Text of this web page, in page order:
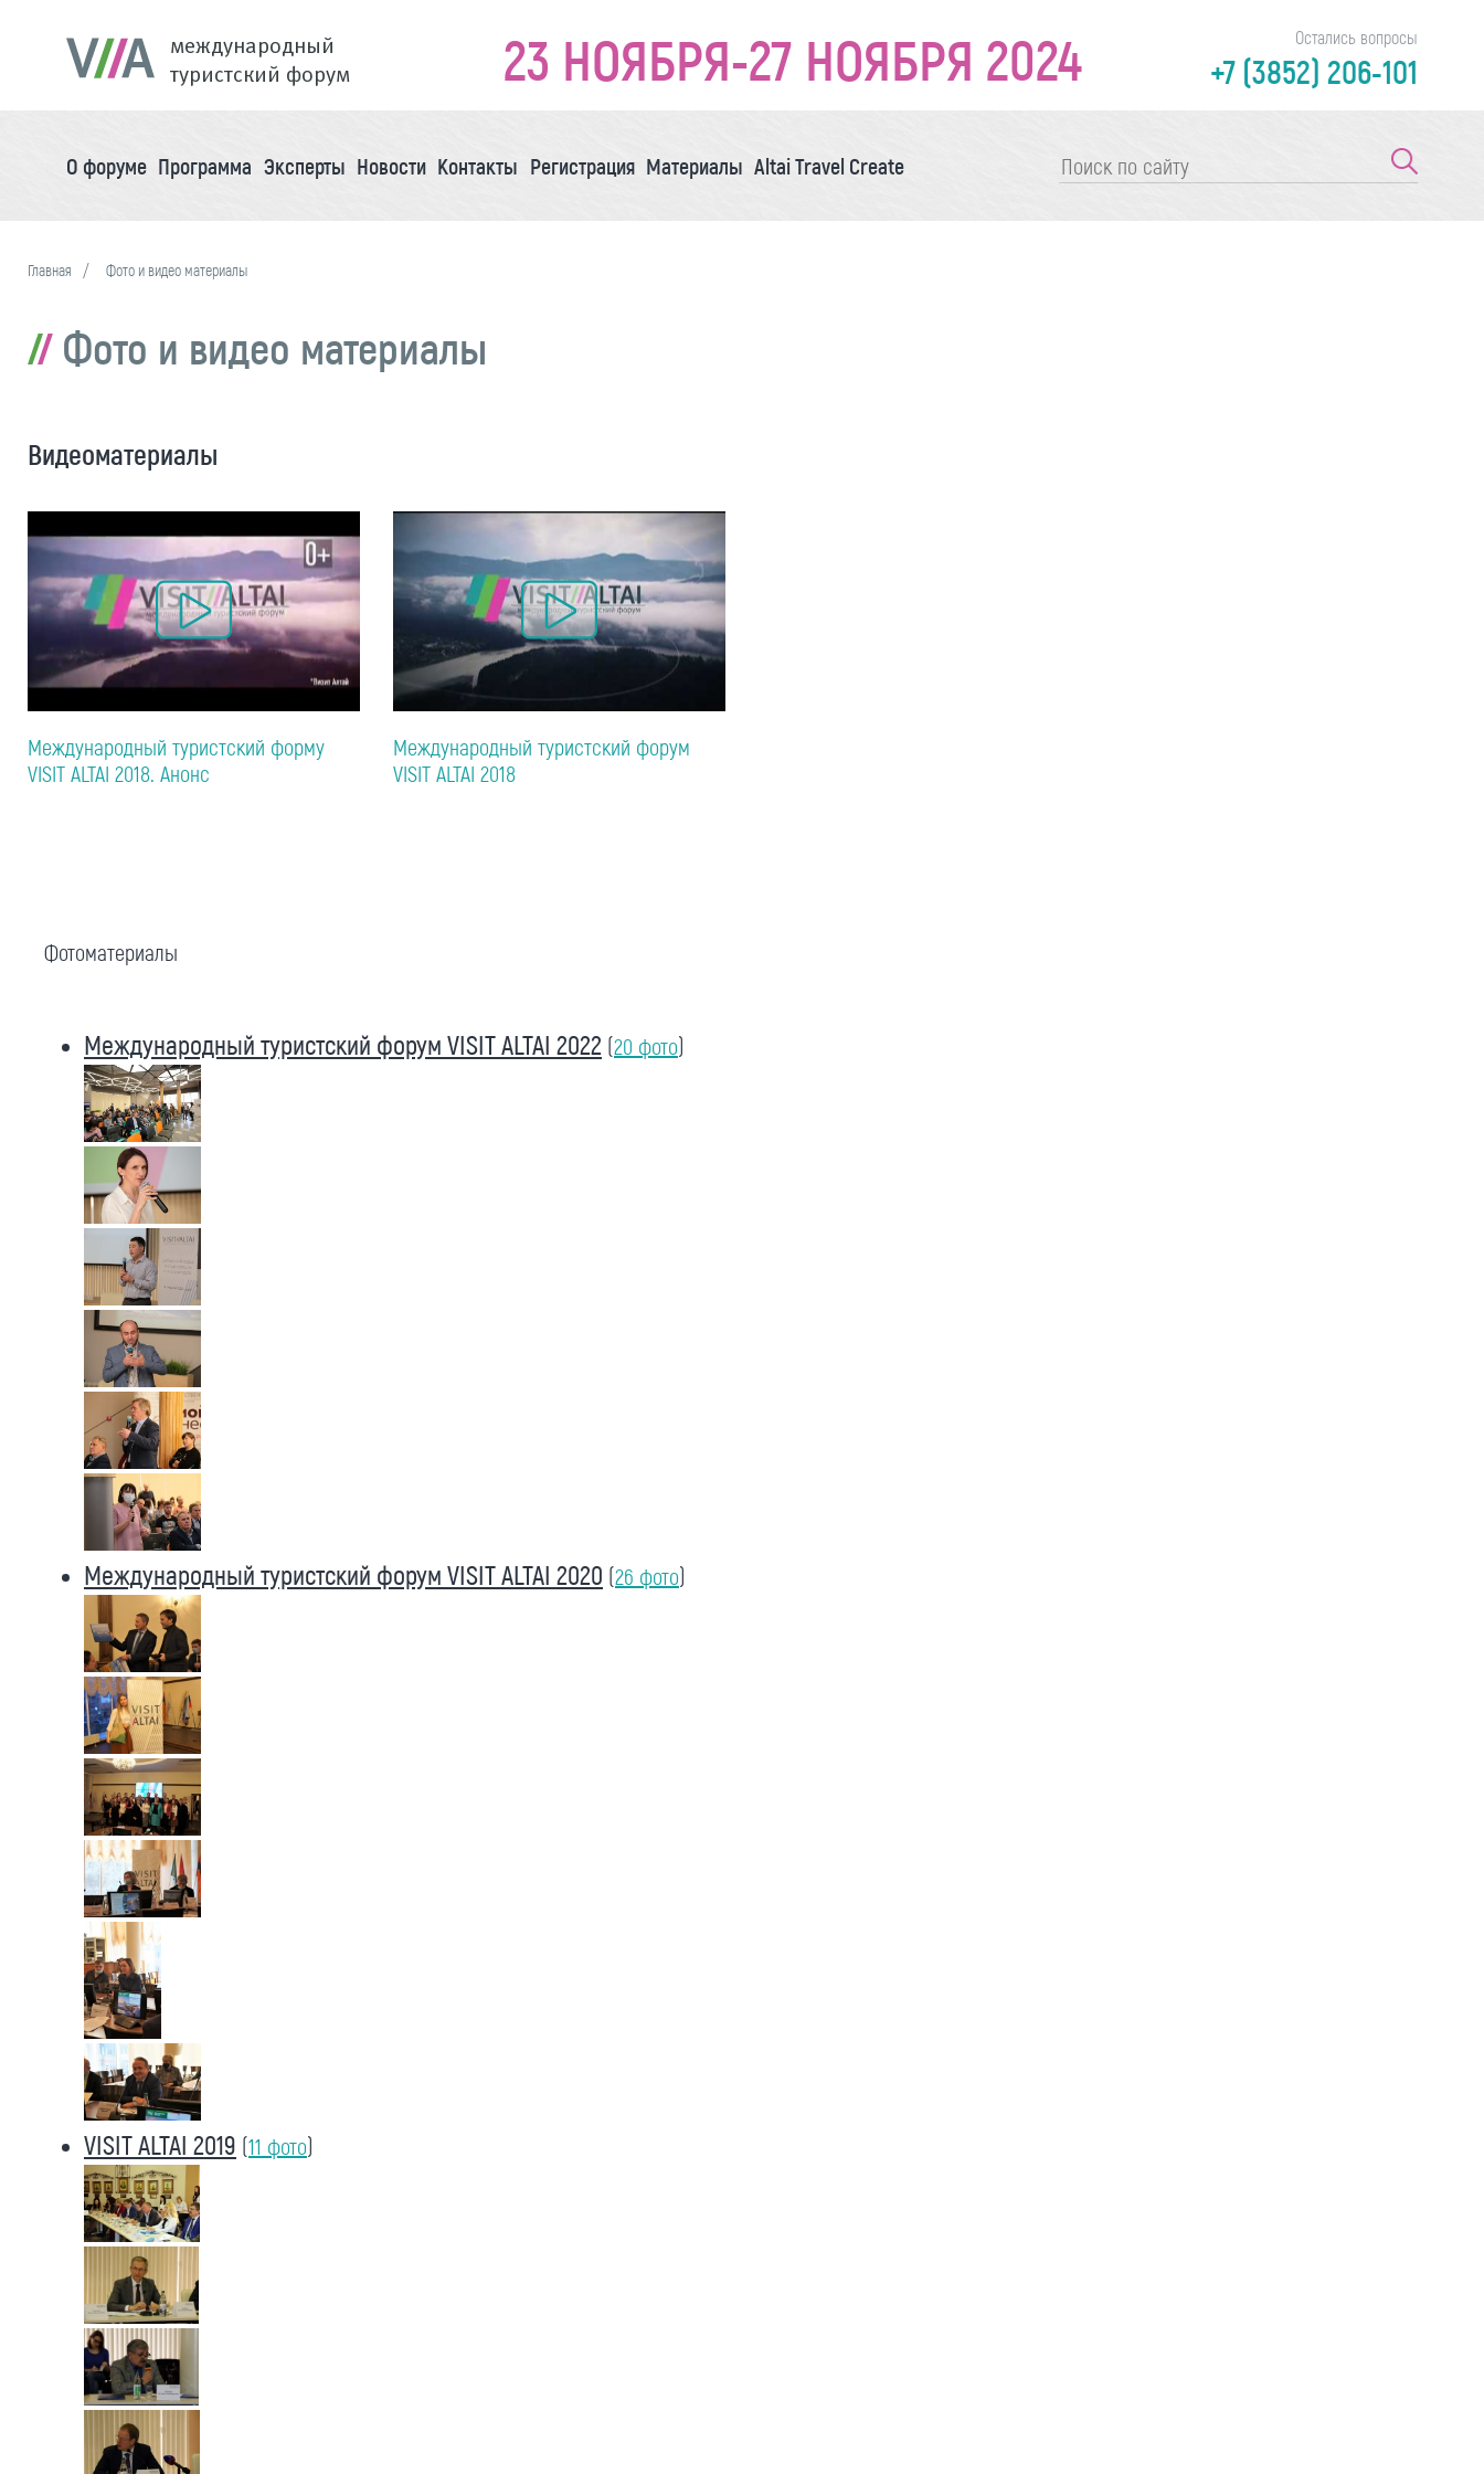
международный
туристский форум
23 НОЯБРЯ-27 НОЯБРЯ 2024 Остались вопросы
+7 (3852) 206-101
О форуме Программа Эксперты Новости Контакты Регистрация Материалы Altai Travel Create
Главная Фото и видео материалы
Фото и видео материалы
Видеоматериалы
Международный туристский форму
VISIT ALTAI 2018. Анонс
Международный туристский форум
VISIT ALTAI 2018
Фотоматериалы
Международный туристский форум VISIT ALTAI 2022 (20 фото)
Международный туристский форум VISIT ALTAI 2020 (26 фото)
VISIT ALTAI 2019 (11 фото)